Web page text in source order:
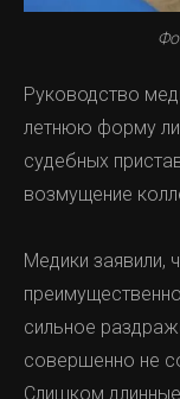
Руководство
летнюю форму
судебных
возмущение
Медики заявили,
сильное
совершенно не
Слишком